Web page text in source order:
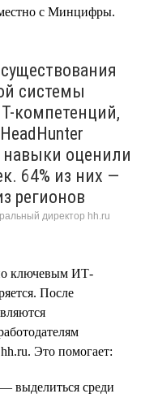
с Минцифры.
системы
компетенций,
оценили
64% из них —
регионов
директор hh.ru
ключевым ИТ-
После
Это помогает:
выделиться среди